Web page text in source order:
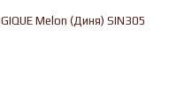
Melon (Диня) SIN305